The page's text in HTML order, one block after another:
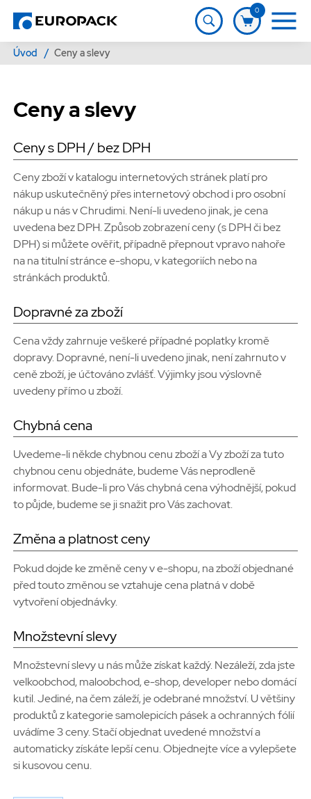
0
Úvod / Ceny a slevy
Ceny a slevy
Ceny s DPH / bez DPH
Ceny zboží v katalogu internetových stránek platí pro
nákup uskutečněný přes internetový obchod i pro osobní
nákup u nás v Chrudimi. Není-li uvedeno jinak, je cena
uvedena bez DPH. Způsob zobrazení ceny (s DPH či bez
DPH) si můžete ověřit, případně přepnout vpravo nahoře
na na titulní stránce e-shopu, v kategoriích nebo na
stránkách produktů.
Dopravné za zboží
Cena vždy zahrnuje veškeré případné poplatky kromě
dopravy. Dopravné, není-li uvedeno jinak, není zahrnuto v
ceně zboží, je účtováno zvlášť. Výjimky jsou výslovně
uvedeny přímo u zboží.
Chybná cena
Uvedeme-li někde chybnou cenu zboží a Vy zboží za tuto
chybnou cenu objednáte, budeme Vás neprodleně
informovat. Bude-li pro Vás chybná cena výhodnější, pokud
to půjde, budeme se ji snažit pro Vás zachovat.
Změna a platnost ceny
Pokud dojde ke změně ceny v e-shopu, na zboží objednané
před touto změnou se vztahuje cena platná v době
vytvoření objednávky.
Množstevní slevy
Množstevní slevy u nás může získat každý. Nezáleží, zda jste
velkoobchod, maloobchod, e-shop, developer nebo domácí
kutil. Jediné, na čem záleží, je odebrané množství. U většiny
produktů z kategorie samolepicích pásek a ochranných fólií
uvádíme 3 ceny. Stačí objednat uvedené množství a
automaticky získáte lepší cenu. Objednejte více a vylepšete
si kusovou cenu.